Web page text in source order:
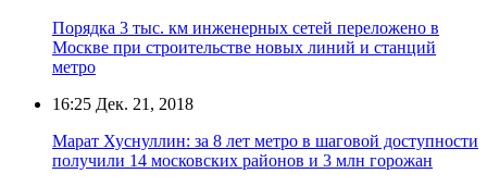
Порядка 3 тыс. км инженерных сетей переложено в
Москве при строительстве новых линий и станций
метро
16:25 Дек. 21, 2018
Марат Хуснуллин: за 8 лет метро в шаговой доступности
получили 14 московских районов и 3 млн горожан